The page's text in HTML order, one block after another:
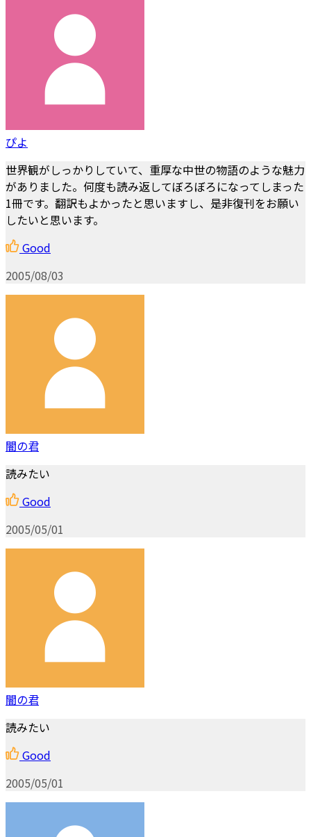
ぴよ
世界観がしっかりしていて、重厚な中世の物語のような魅力
がありました。何度も読み返してぼろぼろになってしまった
1冊です。翻訳もよかったと思いますし、是非復刊をお願い
したいと思います。
Good
2005/08/03
闇の君
読みたい
Good
2005/05/01
闇の君
読みたい
Good
2005/05/01